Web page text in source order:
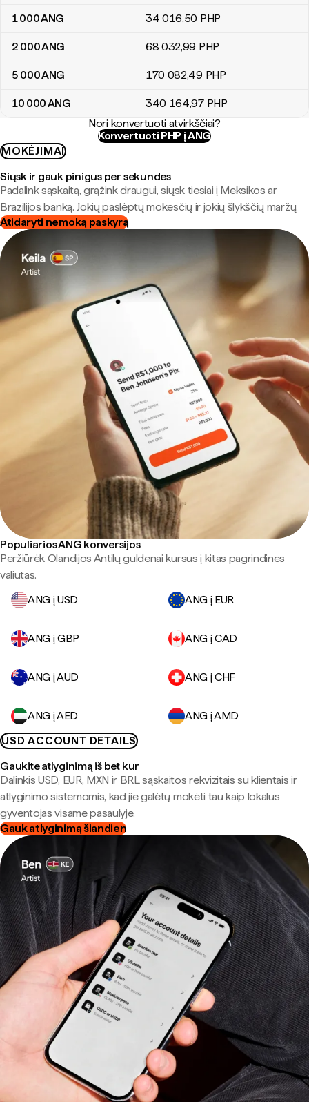
1 000ANG 34 016,50 PHP
2 000ANG 68 032,99 PHP
5 000ANG 170 082,49 PHP
10 000ANG 340 164,97 PHP
Nori konvertuoti atvirkščiai?
Konvertuoti PHP į ANG
MOKĖJIMAI
Siųsk ir gauk pinigus per sekundes
Padalink sąskaitą, grąžink draugui, siųsk tiesiai į Meksikos ar
Brazilijos banką. Jokių paslėptų mokesčių ir jokių šlykščių maržų.
Atidaryti nemoką paskyrą
Populiarios ANG konversijos
Peržiūrėk Olandijos Antilų guldenai kursus į kitas pagrindines
valiutas.
ANG į USD
ANG į EUR
ANG į GBP ANG į CAD
ANG į AUD ANG į CHF
ANG į AED
ANG į AMD
USD ACCOUNT DETAILS
Gaukite atlyginimą iš bet kur
Dalinkis USD, EUR, MXN ir BRL sąskaitos rekvizitais su klientais ir
atlyginimo sistemomis, kad jie galėtų mokėti tau kaip lokalus
gyventojas visame pasaulyje.
Gauk atlyginimą šiandien